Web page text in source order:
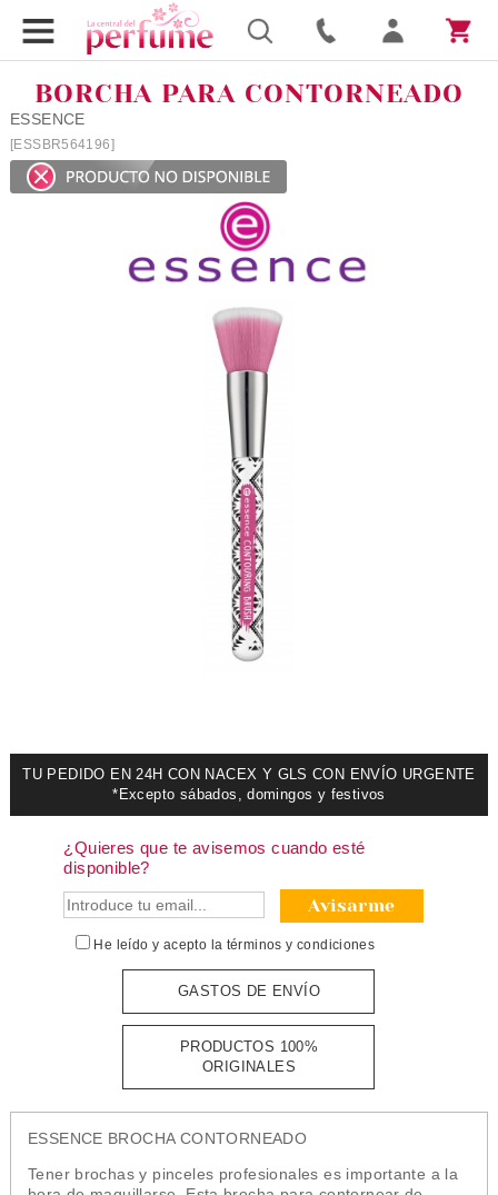
BORCHA PARA CONTORNEADO
ESSENCE
[ESSBR564196]
TU PEDIDO EN 24H CON NACEX Y GLS CON ENVÍO URGENTE
*Excepto sábados, domingos y festivos
¿Quieres que te avisemos cuando esté
disponible?
Avisarme
He leído y acepto la términos y condiciones
GASTOS DE ENVÍO
PRODUCTOS 100%
ORIGINALES
ESSENCE BROCHA CONTORNEADO
Tener brochas y pinceles profesionales es importante a la